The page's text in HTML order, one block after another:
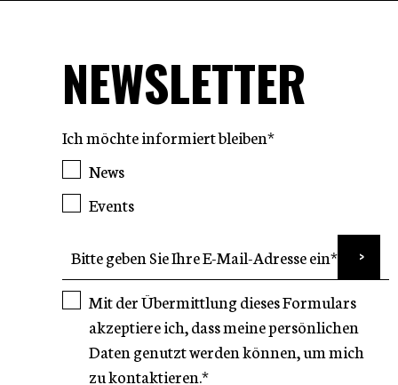
NEWSLETTER
Ich möchte informiert bleiben*
News
Events
Mit der Übermittlung dieses Formulars
akzeptiere ich, dass meine persönlichen
Daten genutzt werden können, um mich
zu kontaktieren.*